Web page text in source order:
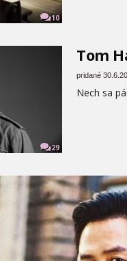
10
29
Tom
pridané
Nech sa